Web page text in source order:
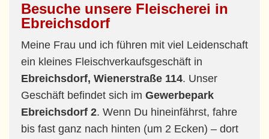
Besuche unsere Fleischerei in
Ebreichsdorf
Meine Frau und ich führen mit viel Leidenschaft
ein kleines Fleischverkaufsgeschäft in
Ebreichsdorf, Wienerstraße 114. Unser
Geschäft befindet sich im Gewerbepark
Ebreichsdorf 2. Wenn Du hineinfährst, fahre
bis fast ganz nach hinten (um 2 Ecken) – dort